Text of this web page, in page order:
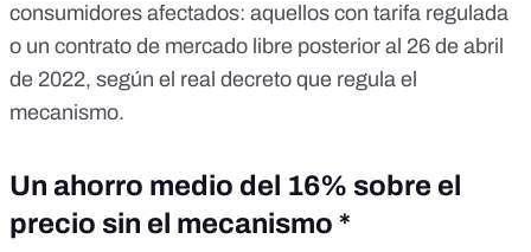
consumidores afectados: aquellos con tarifa regulada
o un contrato de mercado libre posterior al 26 de abril
de 2022, según el real decreto que regula el
mecanismo.
Un ahorro medio del 16% sobre el
precio sin el mecanismo *